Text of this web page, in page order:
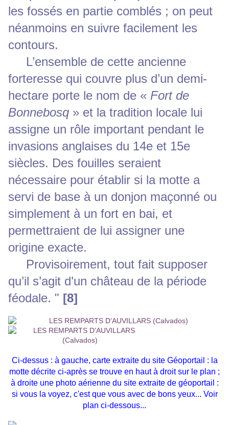
les fossés en partie comblés ; on peut
néanmoins en suivre facilement les
contours.
L’ensemble de cette ancienne
forteresse qui couvre plus d’un demi-
hectare porte le nom de « Fort de
Bonnebosq » et la tradition locale lui
assigne un rôle important pendant le
invasions anglaises du 14e et 15e
siècles. Des fouilles seraient
nécessaire pour établir si la motte a
servi de base à un donjon maçonné ou
simplement à un fort en bai, et
permettraient de lui assigner une
origine exacte.
Provisoirement, tout fait supposer
qu’il s’agit d’un château de la période
féodale. " [8]
Ci-dessus : à gauche, carte extraite du site Géoportail : la
motte décrite ci-après se trouve en haut à droit sur le plan ;
à droite une photo aérienne du site extraite de géoportail :
si vous la voyez, c'est que vous avec de bons yeux... Voir
plan ci-dessous...